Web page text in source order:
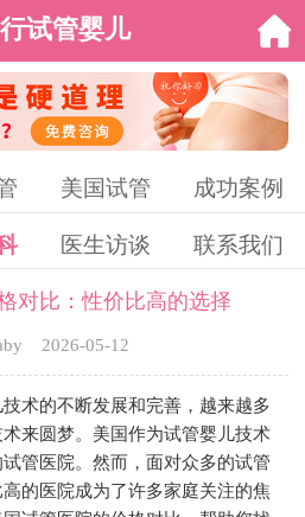
试管婴儿
美国试管 成功案例
医生访谈 联系我们
对比：性价比高的选择
2026-05-12
的不断发展和完善，越来越多
来圆梦。美国作为试管婴儿技术
管医院。然而，面对众多的试管
的医院成为了许多家庭关注的焦